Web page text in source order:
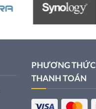
PHƯƠNG THỨC
THANH TOÁN